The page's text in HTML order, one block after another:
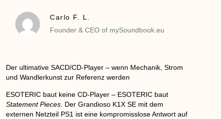
Carlo F. L.
Founder & CEO of mySoundbook.eu
Der ultimative SACD/CD-Player – wenn Mechanik, Strom
und Wandlerkunst zur Referenz werden
ESOTERIC baut keine CD-Player – ESOTERIC baut
Statement Pieces . Der Grandioso K1X SE mit dem
externen Netzteil PS1 ist eine kompromisslose Antwort auf